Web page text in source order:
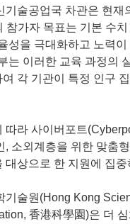
기술공업국 차관은 현재
참가자 목표는 기본 수
성을 극대화하고 노력이
는 이러한 교육 과정의
각 기관이 특정 인구
따라 사이버포트
, 소외계층을 위한 맞춤
대상으로 한 지원에 집중
기술원(Hong Kong
香港科學園)은 더